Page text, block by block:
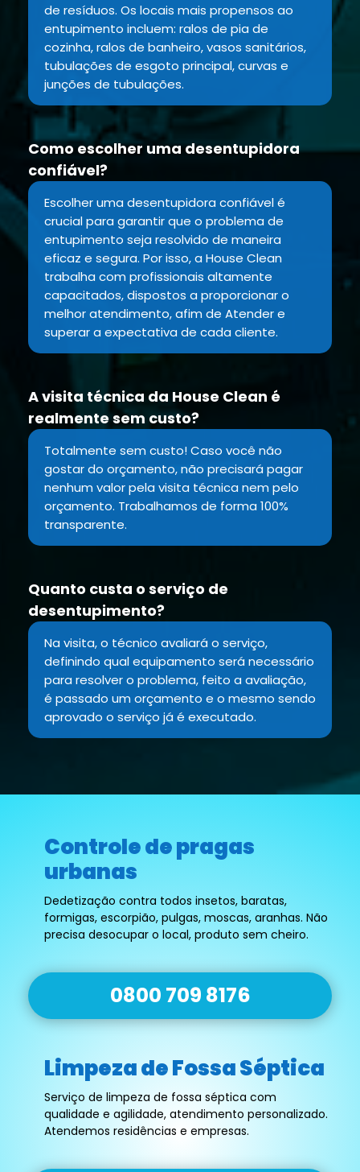
de resíduos. Os locais mais propensos ao
entupimento incluem: ralos de pia de
cozinha, ralos de banheiro, vasos sanitários,
tubulações de esgoto principal, curvas e
junções de tubulações.
Como escolher uma desentupidora
confiável?
Escolher uma desentupidora confiável é
crucial para garantir que o problema de
entupimento seja resolvido de maneira
eficaz e segura. Por isso, a House Clean
trabalha com profissionais altamente
capacitados, dispostos a proporcionar o
melhor atendimento, afim de Atender e
superar a expectativa de cada cliente.
A visita técnica da House Clean é
realmente sem custo?
Totalmente sem custo! Caso você não
gostar do orçamento, não precisará pagar
nenhum valor pela visita técnica nem pelo
orçamento. Trabalhamos de forma 100%
transparente.
Quanto custa o serviço de
desentupimento?
Na visita, o técnico avaliará o serviço,
definindo qual equipamento será necessário
para resolver o problema, feito a avaliação,
é passado um orçamento e o mesmo sendo
aprovado o serviço já é executado.
Controle de pragas
urbanas
Dedetização contra todos insetos, baratas,
formigas, escorpião, pulgas, moscas, aranhas. Não
precisa desocupar o local, produto sem cheiro.
0800 709 8176
Limpeza de Fossa Séptica
Serviço de limpeza de fossa séptica com
qualidade e agilidade, atendimento personalizado.
Atendemos residências e empresas.